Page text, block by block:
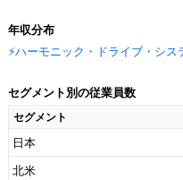
年収分布
⚡️ハーモニック・ドライブ・シ
セグメント別の従業員数
セグメント
日本
北米